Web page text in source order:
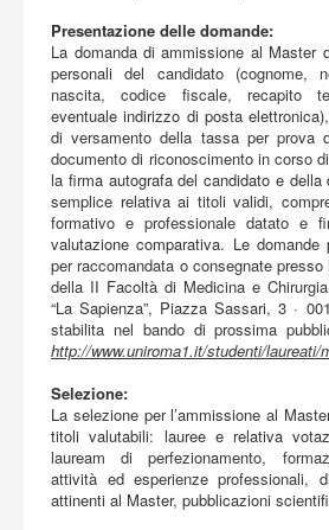
Presentazione delle domande:
La domanda di ammissione al Master
personali del candidato
nascita, codice fiscale, recapito
eventuale indirizzo di posta
di versamento della tassa per prova
documento di riconoscimento in corso
la firma autografa del candidato e
semplice relativa ai titoli validi,
formativo e professionale datato e
valutazione comparativa. Le domande
per raccomandata o consegnate
della II Facoltà di Medicina e
“La Sapienza”, Piazza Sassari, 3 ·
stabilita nel bando di prossima
http://www.uniroma1.it/studenti/laureati/
Selezione:
La selezione per l’ammissione al
titoli valutabili: lauree e relativa
lauream di perfezionamento,
attività ed esperienze professionali,
attinenti al Master, pubblicazioni